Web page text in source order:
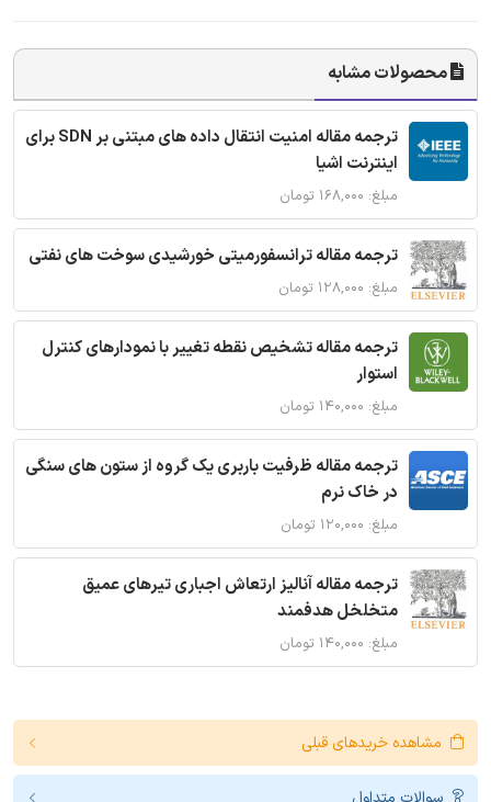
محصولات مشابه
ترجمه مقاله امنیت انتقال داده های مبتنی بر SDN برای
اینترنت اشیا
مبلغ: ۱۶۸,۰۰۰ تومان
ترجمه مقاله ترانسفورمیتی خورشیدی سوخت های نفتی
مبلغ: ۱۲۸,۰۰۰ تومان
ترجمه مقاله تشخیص نقطه تغییر با نمودارهای کنترل
استوار
مبلغ: ۱۴۰,۰۰۰ تومان
ترجمه مقاله ظرفیت باربری یک گروه از ستون های سنگی
در خاک نرم
مبلغ: ۱۲۰,۰۰۰ تومان
ترجمه مقاله آنالیز ارتعاش اجباری تیرهای عمیق
متخلخل هدفمند
مبلغ: ۱۴۰,۰۰۰ تومان
مشاهده خریدهای قبلی